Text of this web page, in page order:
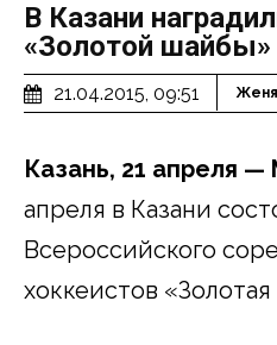
В Казани
«Золотой шайбы»
21.04.2015, 09:51 Женя
Казань, 21 апреля
апреля в Казани
Всероссийского
хоккеистов